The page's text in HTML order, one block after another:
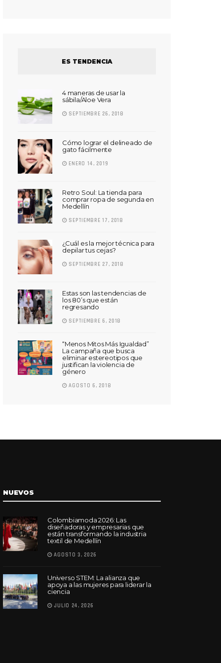
ES TENDENCIA
4 maneras de usar la
sábila/Aloe Vera
SEPTIEMBRE 26, 2018
Cómo lograr el delineado de
gato fácilmente
ENERO 14, 2019
Retro Soul: La tienda para
comprar ropa de segunda en
Medellín
SEPTIEMBRE 17, 2018
¿Cuál es la mejor técnica para
depilar tus cejas?
SEPTIEMBRE 27, 2018
Estas son las tendencias de
los 80’s que están
regresando
SEPTIEMBRE 6, 2018
“Menos Mitos Más Igualdad”
La campaña que busca
eliminar estereotipos que
justifican la violencia de
género
AGOSTO 6, 2018
NUEVOS
Colombiamoda 2026: Las
diseñadoras y empresarias que
están transformando la industria
textil de Medellín
AGOSTO 3, 2026
Universo STEM: La alianza que
apoya a las mujeres para liderar la
ciencia
JULIO 24, 2026